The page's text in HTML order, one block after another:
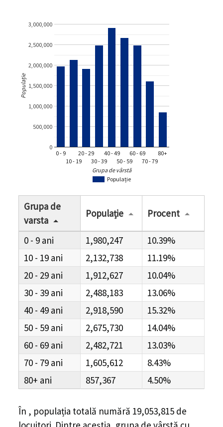
Populație
0 - 9
10 - 19
20 - 29
30 - 39
40 - 49
50 - 59
60 - 69
70 - 79
80+
0
500,000
1,000,000
1,500,000
2,000,000
2,500,000
3,000,000
Grupa de vârstă
Populație
Grupa de
varsta
Populație Procent
0 - 9 1,980,247
10.39%
10 - 19
2,132,738
11.19%
20 - 29
1,912,627
10.04%
30 - 39
2,488,183
13.06%
40 - 49
2,918,590
15.32%
50 - 59
2,675,730
14.04%
60 - 69
2,482,721
13.03%
70 - 79
1,605,612
8.43%
80+
857,367 4.50%
În , populația totală numără 19,053,815 de